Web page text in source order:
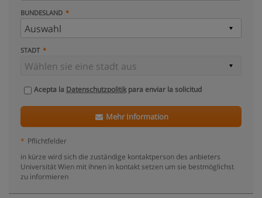
BUNDESLAND
STADT
Acepta la Datenschutzpolitikpara enviar la solicitud
Mehr Information
* Pflichtfelder
in kürze wird sich die zuständige kontaktperson des anbieters
Universität Wien mit ihnen in kontakt setzen um sie bestmöglichst
zu informieren